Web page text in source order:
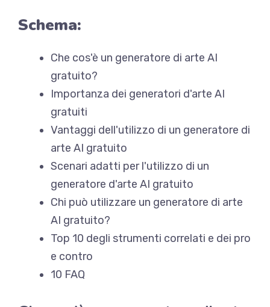
Schema:
Che cos'è un generatore di arte AI
gratuito?
Importanza dei generatori d'arte AI
gratuiti
Vantaggi dell'utilizzo di un generatore di
arte AI gratuito
Scenari adatti per l'utilizzo di un
generatore d'arte AI gratuito
Chi può utilizzare un generatore di arte
AI gratuito?
Top 10 degli strumenti correlati e dei pro
e contro
10 FAQ